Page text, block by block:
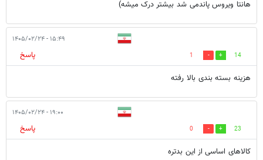
هانتا ویروس پاندمی شد بیشتر درک میشه)
۱۵:۴۹ - ۱۴۰۵/۰۲/۲۴
14
1
پاسخ
هزینه بسته بندی بالا رفته
۱۹:۰۰ - ۱۴۰۵/۰۲/۲۴
23
0
پاسخ
کالاهای اساسی از این بدتره